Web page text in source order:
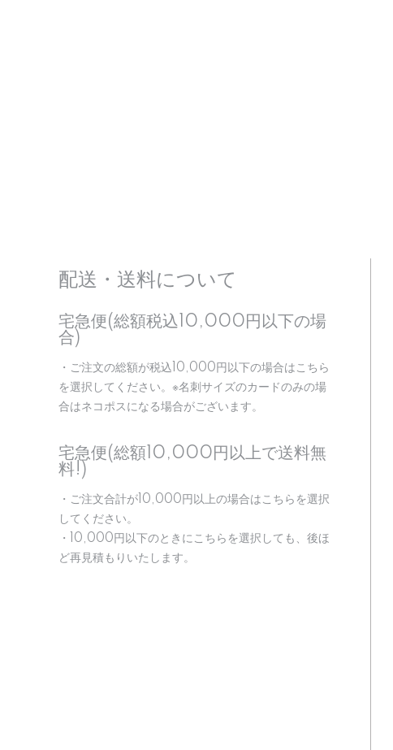
配送・送料について
宅急便(総額税込10,000円以下の場
合)
・ご注文の総額が税込10,000円以下の場合はこちら
を選択してください。※名刺サイズのカードのみの場
合はネコポスになる場合がございます。
宅急便(総額10,000円以上で送料無
料!)
・ご注文合計が10,000円以上の場合はこちらを選択
してください。
・10,000円以下のときにこちらを選択しても、後ほ
ど再見積もりいたします。